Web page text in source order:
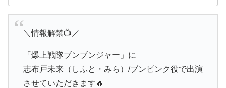
＼情報解禁📺️／
「爆上戦隊ブンブンジャー」に
志布戸未来（しふと・みら）/ブンピンク役で出演
させていただきます🔥